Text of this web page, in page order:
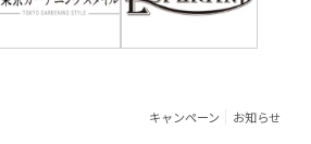
キャンペーン お知らせ